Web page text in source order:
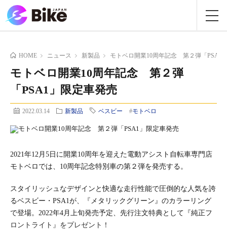
HOME ニュース 新製品 モトベロ開業10周年記念 第２弾「PSA1
モトベロ開業10周年記念 第２弾
「PSA1」限定車発売
2022.03.14 新製品 ベスビー #モトベロ
2021年12月5日に開業10周年を迎えた電動アシスト自転車専門店
モトベロでは、10周年記念特別車の第２弾を発売する。
スタイリッシュなデザインと快適な走行性能で圧倒的な人気を誇
るベスビー・PSA1が、『メタリックグリーン』のカラーリング
で登場。2022年4月上旬発売予定、先行注文特典として『純正フ
ロントライト』をプレゼント！